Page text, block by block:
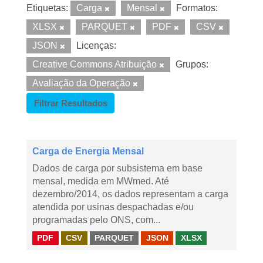
Etiquetas: Carga Mensal
Formatos:
XLSX
PARQUET PDF
CSV
JSON
Licenças:
Creative Commons Atribuição
Grupos:
Avaliação da Operação
Filtrar Resultados
Carga de Energia Mensal
Dados de carga por subsistema em base
mensal, medida em MWmed. Até
dezembro/2014, os dados representam a carga
atendida por usinas despachadas e/ou
programadas pelo ONS, com...
PDF CSV PARQUET JSON XLSX